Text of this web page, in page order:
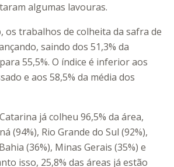
algumas lavouras.
os trabalhos de colheita da safra de
saindo dos 51,3% da
55,5%. O índice é inferior aos
e aos 58,5% da média dos
já colheu 96,5% da área,
(94%), Rio Grande do Sul (92%),
(36%), Minas Gerais (35%) e
isso, 25,8% das áreas já estão